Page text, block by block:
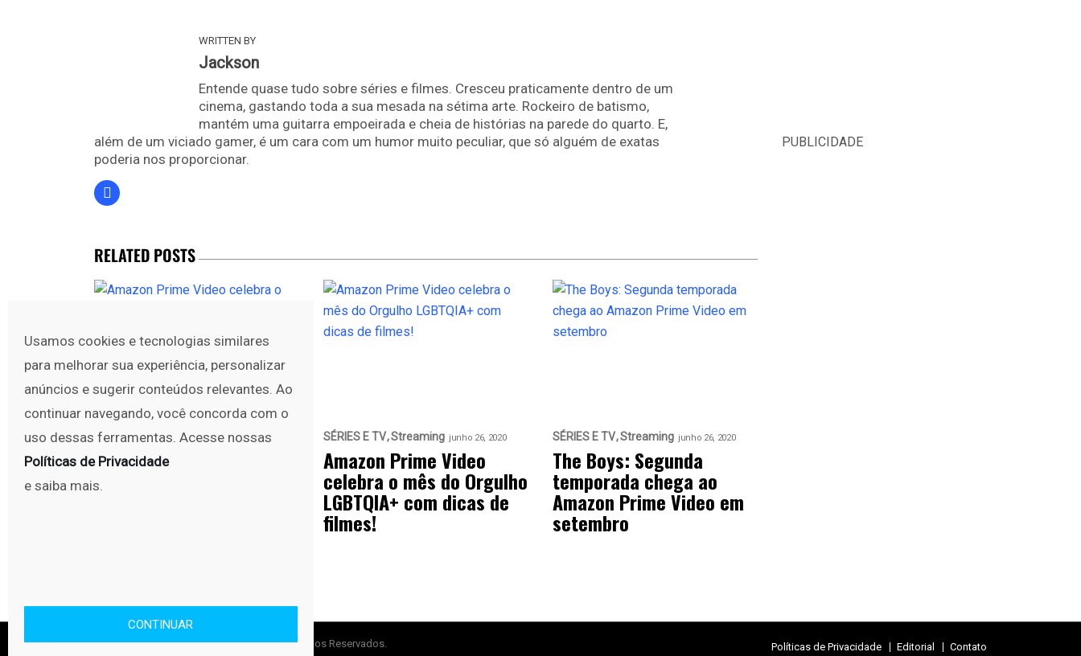
Usamos cookies e tecnologias similares
para melhorar sua experiência, personalizar
anúncios e sugerir conteúdos relevantes. Ao
continuar navegando, você concorda com o
uso dessas ferramentas. Acesse nossas
Políticas de Privacidade
e saiba mais.
CONTINUAR
WRITTEN BY
Jackson
Entende quase tudo sobre séries e filmes. Cresceu praticamente dentro de um
cinema, gastando toda a sua mesada na sétima arte. Rockeiro de batismo,
mantém uma guitarra empoeirada e cheia de histórias na parede do quarto. E,
além de um viciado gamer, é um cara com um humor muito peculiar, que só alguém de exatas
poderia nos proporcionar.
PUBLICIDADE
RELATED POSTS
SÉRIES E TV Streaming junho 25, 2020
Amazon Prime Video
celebra o mês do Orgulho
SÉRIES E TV Streaming junho 26, 2020
Amazon Prime Video
celebra o mês do Orgulho
LGBTQIA+ com dicas de
filmes!
SÉRIES E TV Streaming junho 26, 2020
The Boys: Segunda
temporada chega ao
Amazon Prime Video em
setembro
Copyright © No Set 2010 - 2025. Todos os direitos Reservados. Políticas de Privacidade Editorial Contato